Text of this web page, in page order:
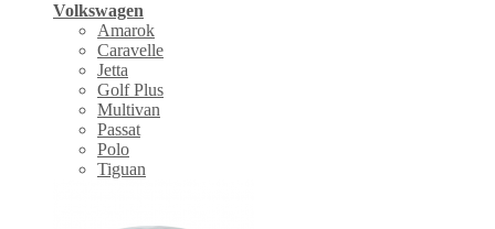
Volkswagen
Amarok
Caravelle
Jetta
Golf Plus
Multivan
Passat
Polo
Tiguan